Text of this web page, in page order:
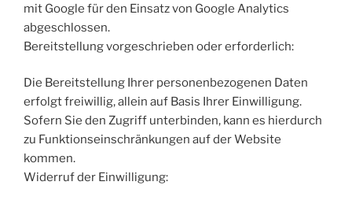
mit Google für den Einsatz von Google Analytics
abgeschlossen.
Bereitstellung vorgeschrieben oder erforderlich:
Die Bereitstellung Ihrer personenbezogenen Daten
erfolgt freiwillig, allein auf Basis Ihrer Einwilligung.
Sofern Sie den Zugriff unterbinden, kann es hierdurch
zu Funktionseinschränkungen auf der Website
kommen.
Widerruf der Einwilligung: